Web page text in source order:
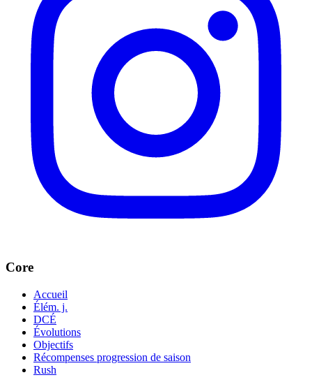
Core
Accueil
Élém. j.
DCÉ
Évolutions
Objectifs
Récompenses progression de saison
Rush